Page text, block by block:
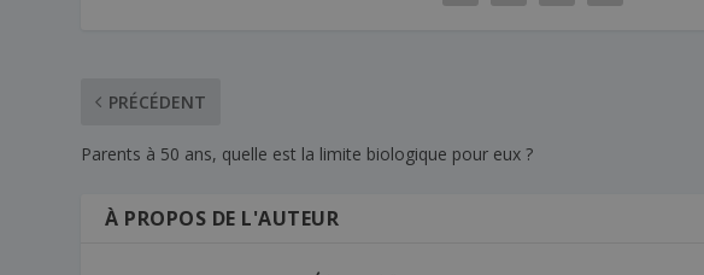
PRÉCÉDENT
Parents à 50 ans, quelle est la limite biologique pour eux ?
À PROPOS DE L'AUTEUR